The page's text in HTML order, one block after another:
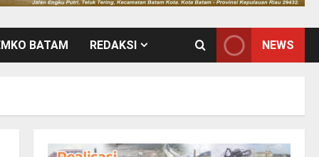
BATAM REDAKSI NEWS